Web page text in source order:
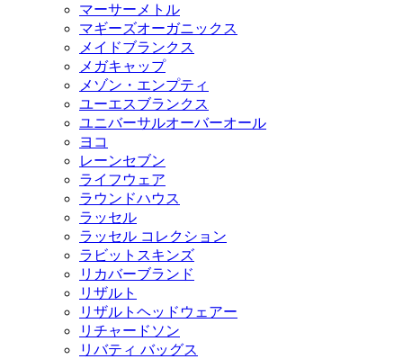
マーサーメトル
マギーズオーガニックス
メイドブランクス
メガキャップ
メゾン・エンプティ
ユーエスブランクス
ユニバーサルオーバーオール
ヨコ
レーンセブン
ライフウェア
ラウンドハウス
ラッセル
ラッセル コレクション
ラビットスキンズ
リカバーブランド
リザルト
リザルトヘッドウェアー
リチャードソン
リバティ バッグス